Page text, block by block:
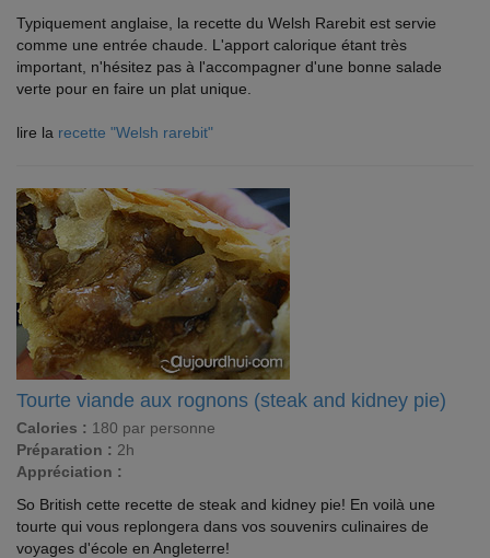
Typiquement anglaise, la recette du Welsh Rarebit est servie
comme une entrée chaude. L'apport calorique étant très
important, n'hésitez pas à l'accompagner d'une bonne salade
verte pour en faire un plat unique.
lire la recette "Welsh rarebit"
Tourte viande aux rognons (steak and kidney pie)
Calories : 180 par personne
Préparation : 2h
Appréciation :
So British cette recette de steak and kidney pie! En voilà une
tourte qui vous replongera dans vos souvenirs culinaires de
voyages d'école en Angleterre!